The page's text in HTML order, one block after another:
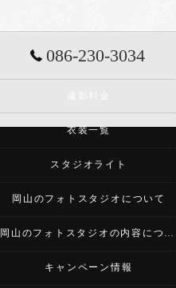
086-230-3034
衣装一覧
スタジオライト
岡山のフォトスタジオについて
岡山のフォトスタジオの内容について
キャンペーン情報